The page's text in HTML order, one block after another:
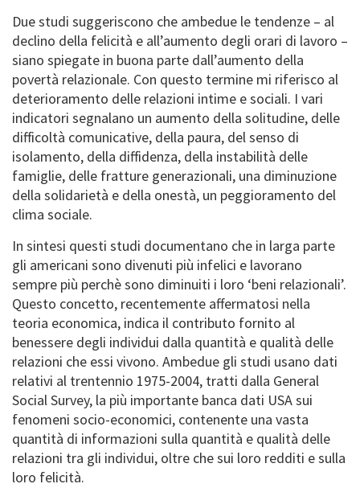
Due studi suggeriscono che ambedue le tendenze – al
declino della felicità e all’aumento degli orari di lavoro –
siano spiegate in buona parte dall’aumento della
povertà relazionale. Con questo termine mi riferisco al
deterioramento delle relazioni intime e sociali. I vari
indicatori segnalano un aumento della solitudine, delle
difficoltà comunicative, della paura, del senso di
isolamento, della diffidenza, della instabilità delle
famiglie, delle fratture generazionali, una diminuzione
della solidarietà e della onestà, un peggioramento del
clima sociale.
In sintesi questi studi documentano che in larga parte
gli americani sono divenuti più infelici e lavorano
sempre più perchè sono diminuiti i loro ‘beni relazionali’.
Questo concetto, recentemente affermatosi nella
teoria economica, indica il contributo fornito al
benessere degli individui dalla quantità e qualità delle
relazioni che essi vivono. Ambedue gli studi usano dati
relativi al trentennio 1975-2004, tratti dalla General
Social Survey, la più importante banca dati USA sui
fenomeni socio-economici, contenente una vasta
quantità di informazioni sulla quantità e qualità delle
relazioni tra gli individui, oltre che sui loro redditi e sulla
loro felicità.